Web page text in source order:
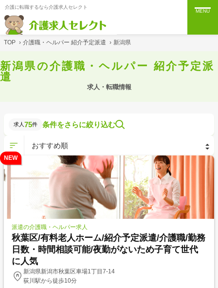
介護に転職するなら介護求人セレクト
MENU
TOP › 介護職・ヘルパー 紹介予定派遣 › 新潟県
新潟県の介護職・ヘルパー 紹介予定派
遣
求人・転職情報
求人 75件 条件をさらに絞り込む
NEW
派遣の介護職・ヘルパー求人
秋葉区/有料老人ホーム/紹介予定派遣/介護職/勤務
日数・時間相談可能/夜勤がないため子育て世代
に人気
新潟県新潟市秋葉区車場1丁目7-14
荻川駅から徒歩10分